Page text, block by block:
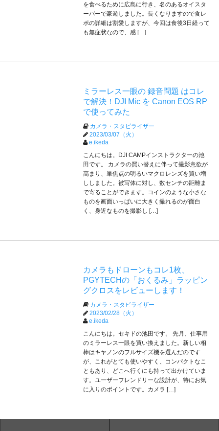
を食べるために広島に行き、名のあるオイスタ
ーバーで豪遊しました。長くなりますので食レ
ポの詳細は割愛しますが、今回は食後3日経って
も無症状なので、感 […]
ミラーレス一眼の 録音問題 はコレ
で解決！DJI Mic を Canon EOS RP
で使ってみた
カメラ・スタビライザー
2023/03/07（火）
e.ikeda
こんにちは。DJI CAMPインストラクターの池
田です。 カメラの買い替えに伴って撮影意欲が
高まり、単焦点の明るいマクロレンズを買い増
ししました。被写体に対し、数センチの距離ま
で寄ることができます。コインのような小さな
ものを画面いっぱいに大きく撮れるのが面白
く、身近なものを撮影し […]
カメラもドローンもコレ1枚、
PGYTECHの「おくるみ」ラッピン
グクロスをレビューします！
カメラ・スタビライザー
2023/02/28（火）
e.ikeda
こんにちは。セキドの池田です。 先月、仕事用
のミラーレス一眼を買い換えました。新しい相
棒はキヤノンのフルサイズ機を選んだのです
が、これがとても使いやすく、コンパクトなこ
ともあり、どこへ行くにも持って出かけていま
す。ユーザーフレンドリーな設計が、特にお気
に入りのポイントです。カメラ […]